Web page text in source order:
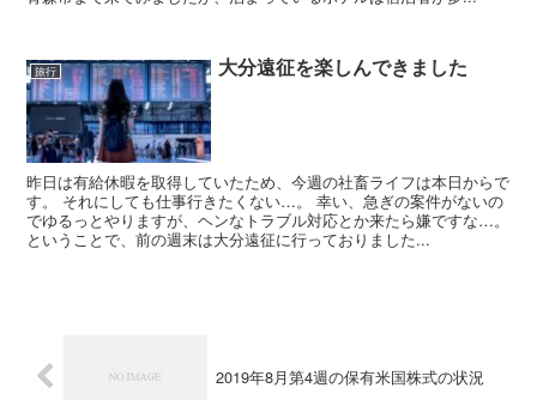
旅行 大分遠征を楽しんできました
昨日は有給休暇を取得していたため、今週の社畜ライフは本日からで
す。 それにしても仕事行きたくない…。 幸い、急ぎの案件がないの
でゆるっとやりますが、ヘンなトラブル対応とか来たら嫌ですな…。
ということで、前の週末は大分遠征に行っておりました...
2019年8月第4週の保有米国株式の状況